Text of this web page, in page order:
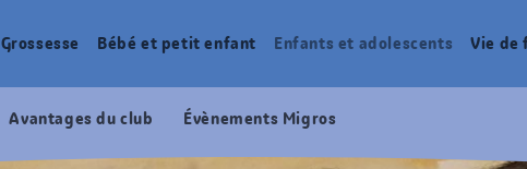
Grossesse Bébé et petit enfant Enfants et adolescents Vie de
Avantages du club Évènements Migros